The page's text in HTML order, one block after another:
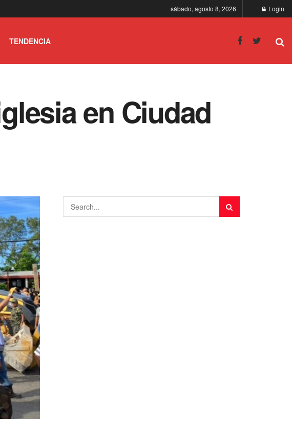
sábado, agosto 8, 2026 Login
TENDENCIA
en Ciudad